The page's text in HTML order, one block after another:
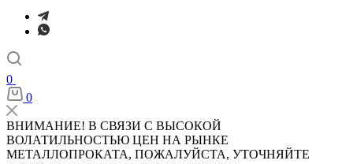
0
0
ВНИМАНИЕ! В СВЯЗИ С ВЫСОКОЙ
ВОЛАТИЛЬНОСТЬЮ ЦЕН НА РЫНКЕ
МЕТАЛЛОПРОКАТА, ПОЖАЛУЙСТА, УТОЧНЯЙТЕ